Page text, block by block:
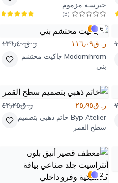
جيرسيه مزموم
(
3
)
6
ر. ق١١٦٫٠٩ ر. ق١٣٦٫٤٠
Modamihram جاكيت محتشم
بني
ر. ق٢٥٫٩٥ ر. ق٤٣٫٢٥
Byp Atelier خاتم ذهبي بتصميم
سطح القمر
2